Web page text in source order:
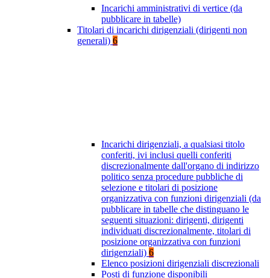
Incarichi amministrativi di vertice (da
pubblicare in tabelle)
Titolari di incarichi dirigenziali (dirigenti non
generali) 6
Incarichi dirigenziali, a qualsiasi titolo
conferiti, ivi inclusi quelli conferiti
discrezionalmente dall'organo di indirizzo
politico senza procedure pubbliche di
selezione e titolari di posizione
organizzativa con funzioni dirigenziali (da
pubblicare in tabelle che distinguano le
seguenti situazioni: dirigenti, dirigenti
individuati discrezionalmente, titolari di
posizione organizzativa con funzioni
dirigenziali) 6
Elenco posizioni dirigenziali discrezionali
Posti di funzione disponibili